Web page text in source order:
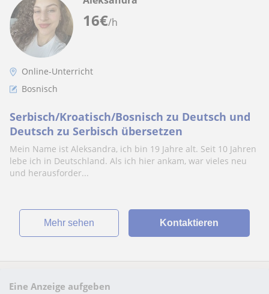
16€/h
Online-Unterricht
Bosnisch
Serbisch/Kroatisch/Bosnisch zu Deutsch und
Deutsch zu Serbisch übersetzen
Mein Name ist Aleksandra, ich bin 19 Jahre alt. Seit 10 Jahren
lebe ich in Deutschland. Als ich hier ankam, war vieles neu
und herausforder...
Mehr sehen Kontaktieren
Eine Anzeige aufgeben